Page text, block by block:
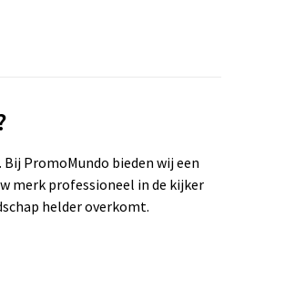
PromoMundo bieden wij een
merk professioneel in de kijker
helder overkomt.